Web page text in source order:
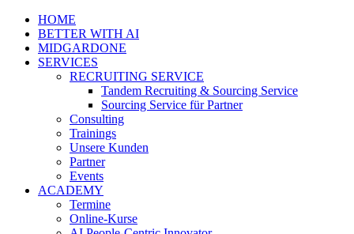
HOME
BETTER WITH AI
MIDGARDONE
SERVICES
RECRUITING SERVICE
Tandem Recruiting & Sourcing Service
Sourcing Service für Partner
Consulting
Trainings
Unsere Kunden
Partner
Events
ACADEMY
Termine
Online-Kurse